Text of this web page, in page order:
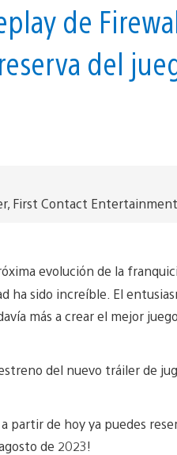
de
del
First Contact Entertainment
evolución de la
ha sido increíble. El
más a crear el mejor
del nuevo tráiler de
partir de hoy ya puedes
de 2023!